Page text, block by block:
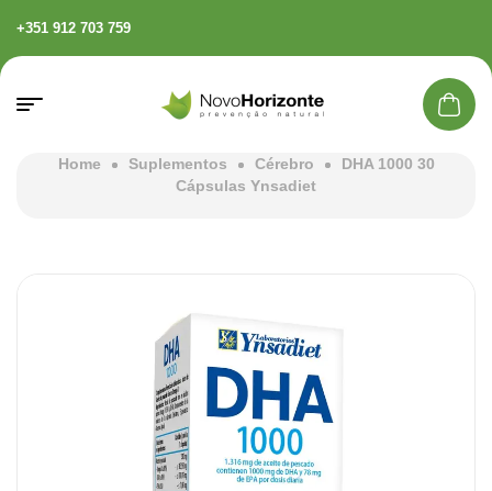
+351 912 703 759
Home Suplementos Cérebro
DHA 1000 30
Cápsulas Ynsadiet